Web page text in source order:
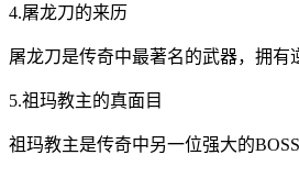
4.屠龙刀的来历
屠龙刀是传奇中最著名的武器，拥有
5.祖玛教主的真面目
祖玛教主是传奇中另一位强大的